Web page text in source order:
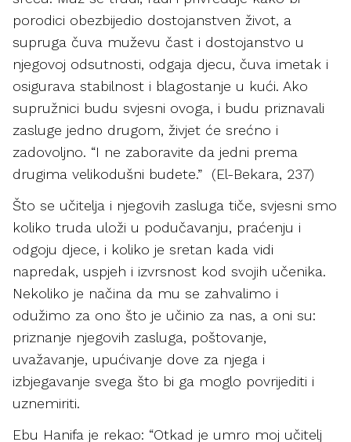
porodici obezbijedio dostojanstven život, a
supruga čuva muževu čast i dostojanstvo u
njegovoj odsutnosti, odgaja djecu, čuva imetak i
osigurava stabilnost i blagostanje u kući. Ako
supružnici budu svjesni ovoga, i budu priznavali
zasluge jedno drugom, živjet će srećno i
zadovoljno. “I ne zaboravite da jedni prema
drugima velikodušni budete.” (El-Bekara, 237)
Što se učitelja i njegovih zasluga tiče, svjesni smo
koliko truda uloži u podučavanju, praćenju i
odgoju djece, i koliko je sretan kada vidi
napredak, uspjeh i izvrsnost kod svojih učenika.
Nekoliko je načina da mu se zahvalimo i
odužimo za ono što je učinio za nas, a oni su:
priznanje njegovih zasluga, poštovanje,
uvažavanje, upućivanje dove za njega i
izbjegavanje svega što bi ga moglo povrijediti i
uznemiriti.
Ebu Hanifa je rekao: “Otkad je umro moj učitelj